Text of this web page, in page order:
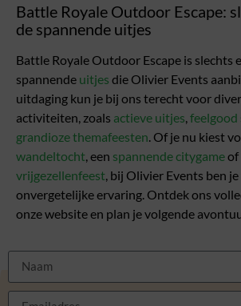
Battle Royale Outdoor Escape:
de spannende uitjes
Battle Royale Outdoor Escape is slechts
spannende uitjes die Olivier Events
uitdaging kun je bij ons terecht voor
activiteiten, zoals actieve uitjes feelgood
grandioze themafeesten . Of je nu kiest
wandeltocht , een spannende citygameof
vrijgezellenfeest , bij Olivier Events ben
onvergetelijke ervaring. Ontdek ons
onze website en plan je volgende